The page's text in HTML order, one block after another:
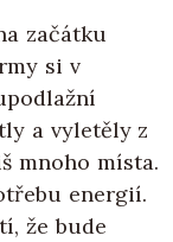
začátku
si v
a vyletěly z
mnoho místa.
energií.
že bude